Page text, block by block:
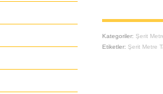
Kategoriler: Şerit
Etiketler: Şerit Metre